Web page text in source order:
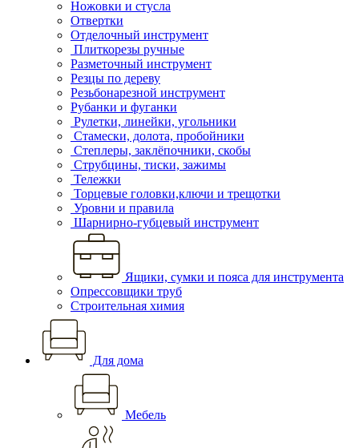
Ножовки и стусла
Отвертки
Отделочный инструмент
Плиткорезы ручные
Разметочный инструмент
Резцы по дереву
Резьбонарезной инструмент
Рубанки и фуганки
Рулетки, линейки, угольники
Стамески, долота, пробойники
Степлеры, заклёпочники, скобы
Струбцины, тиски, зажимы
Тележки
Торцевые головки,ключи и трещотки
Уровни и правила
Шарнирно-губцевый инструмент
Ящики, сумки и пояса для инструмента
Опрессовщики труб
Строительная химия
Для дома
Мебель